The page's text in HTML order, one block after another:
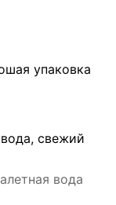
упаковка
свежий
вода